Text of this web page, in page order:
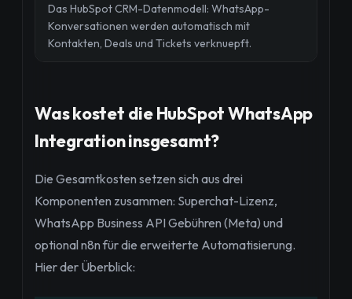
Das HubSpot CRM-Datenmodell: WhatsApp-
Konversationen werden automatisch mit
Kontakten, Deals und Tickets verknuepft.
Was kostet die HubSpot WhatsApp
Integration insgesamt?
Die Gesamtkosten setzen sich aus drei
Komponenten zusammen: Superchat-Lizenz,
WhatsApp Business API Gebühren (Meta) und
optional n8n für die erweiterte Automatisierung.
Hier der Überblick: